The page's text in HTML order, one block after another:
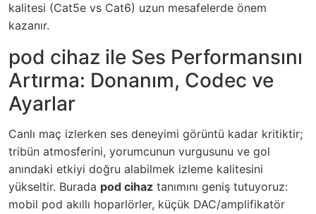
kalitesi (Cat5e vs Cat6) uzun mesafelerde önem
kazanır.
pod cihaz ile Ses Performansını
Artırma: Donanım, Codec ve
Ayarlar
Canlı maç izlerken ses deneyimi görüntü kadar kritiktir;
tribün atmosferini, yorumcunun vurgusunu ve gol
anındaki etkiyi doğru alabilmek izleme kalitesini
yükseltir. Burada pod cihaz tanımını geniş tutuyoruz:
mobil pod akıllı hoparlörler, küçük DAC/amplifikatör